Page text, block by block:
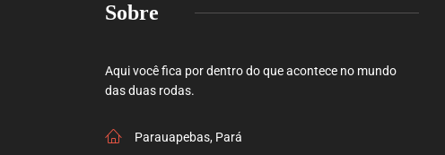
Sobre
Aqui você fica por dentro do que acontece no mundo
das duas rodas.
Parauapebas, Pará